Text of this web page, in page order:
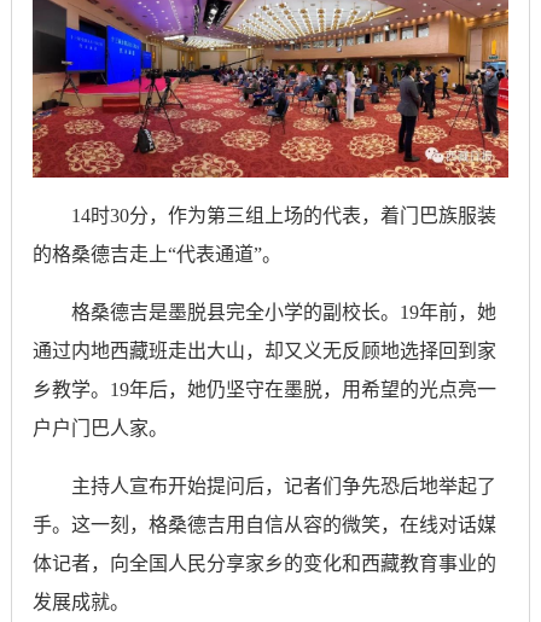
14时30分，作为第三组上场的代表，着门巴族服装
的格桑德吉走上“代表通道”。
格桑德吉是墨脱县完全小学的副校长。19年前，她
通过内地西藏班走出大山，却又义无反顾地选择回到家
乡教学。19年后，她仍坚守在墨脱，用希望的光点亮一
户户门巴人家。
主持人宣布开始提问后，记者们争先恐后地举起了
手。这一刻，格桑德吉用自信从容的微笑，在线对话媒
体记者，向全国人民分享家乡的变化和西藏教育事业的
发展成就。